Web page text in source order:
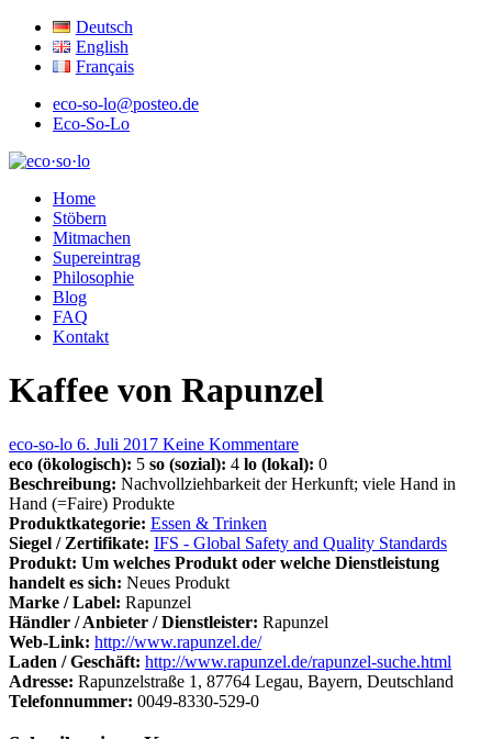
Deutsch
English
Français
eco-so-lo@posteo.de
Eco-So-Lo
eco·so·lo
Home
Stöbern
Mitmachen
Supereintrag
Philosophie
Blog
FAQ
Kontakt
Kaffee von Rapunzel
eco-so-lo 6. Juli 2017 Keine Kommentare
eco (ökologisch): 5 so (sozial): 4 lo (lokal): 0
Beschreibung: Nachvollziehbarkeit der Herkunft; viele Hand in
Hand (=Faire) Produkte
Produktkategorie: Essen & Trinken
Siegel / Zertifikate: IFS - Global Safety and Quality Standards
Produkt: Um welches Produkt oder welche Dienstleistung
handelt es sich: Neues Produkt
Marke / Label: Rapunzel
Händler / Anbieter / Dienstleister: Rapunzel
Web-Link: http://www.rapunzel.de/
Laden / Geschäft: http://www.rapunzel.de/rapunzel-suche.html
Adresse: Rapunzelstraße 1, 87764 Legau, Bayern, Deutschland
Telefonnummer: 0049-8330-529-0